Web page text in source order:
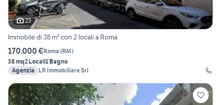
23
Immobile di 38 m² con 2 locali a Roma
170.000 €Roma (RM)
38 mq2 Locali1 Bagno
Agenzia
LR Immobiliare Srl